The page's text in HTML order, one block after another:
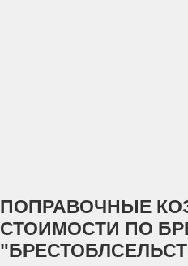
ПОПРАВОЧНЫЕ
СТОИМОСТИ ПО